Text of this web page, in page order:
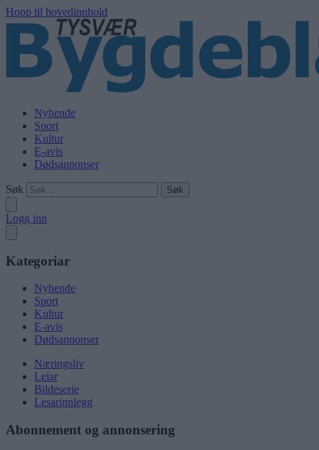
Hopp til hovedinnhold
Nyhende
Sport
Kultur
E-avis
Dødsannonser
Søk
Logg inn
Kategoriar
Nyhende
Sport
Kultur
E-avis
Dødsannonser
Næringsliv
Leiar
Bildeserie
Lesarinnlegg
Abonnement og annonsering